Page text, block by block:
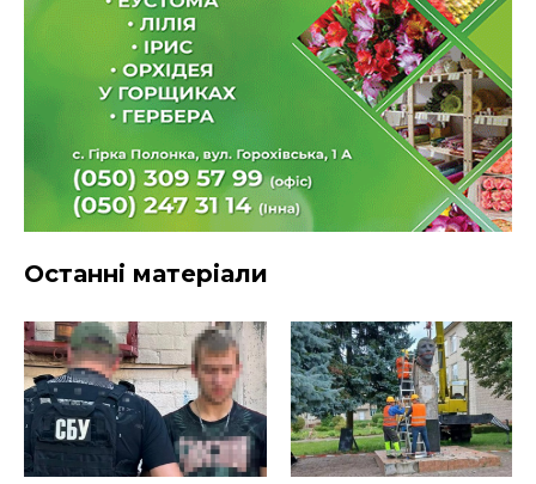
Останні матеріали